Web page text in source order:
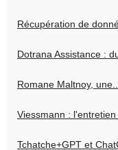
Récupération de
Dotrana Assistance :
Romane Maltnoy, une...
Viessmann : l'entretien
Tchatche+GPT et